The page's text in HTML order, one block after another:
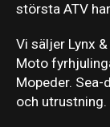
största ATV
Vi säljer Lynx
Moto
Mopeder. Sea-
och utrustning.